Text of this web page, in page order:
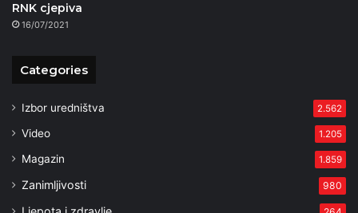
RNK cjepiva
16/07/2021
Categories
Izbor uredništva 2.562
Video 1.205
Magazin 1.859
Zanimljivosti 980